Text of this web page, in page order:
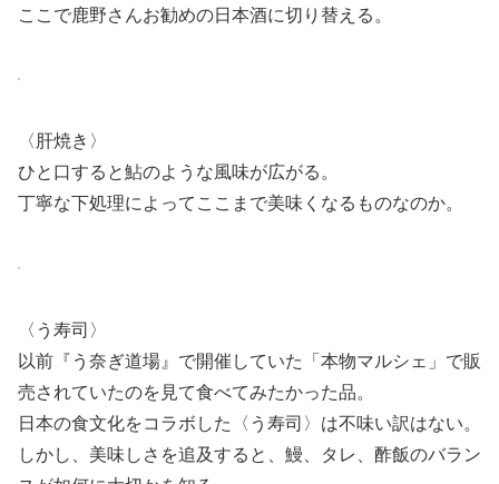
ここで鹿野さんお勧めの日本酒に切り替える。
〈肝焼き〉
ひと口すると鮎のような風味が広がる。
丁寧な下処理によってここまで美味くなるものなのか。
〈う寿司〉
以前『う奈ぎ道場』で開催していた「本物マルシェ」で販
売されていたのを見て食べてみたかった品。
日本の食文化をコラボした〈う寿司〉は不味い訳はない。
しかし、美味しさを追及すると、鰻、タレ、酢飯のバラン